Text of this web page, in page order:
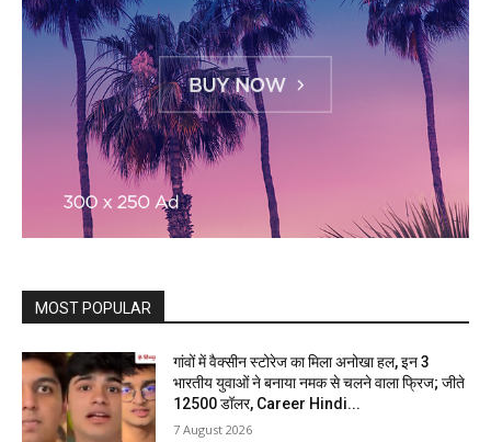
MOST POPULAR
गांवों में वैक्सीन स्टोरेज का मिला अनोखा हल, इन 3
भारतीय युवाओं ने बनाया नमक से चलने वाला फ्रिज; जीते
12500 डॉलर, Career Hindi...
7 August 2026